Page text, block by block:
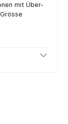
mit Über-